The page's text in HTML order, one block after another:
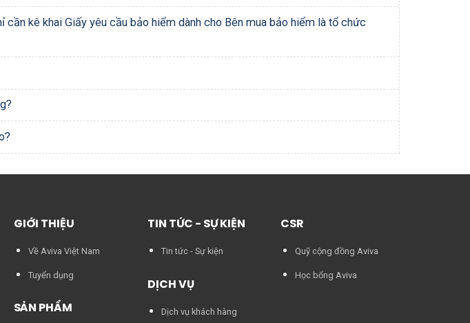
kê khai Giấy yêu cầu bảo hiểm dành cho Bên mua bảo hiểm là tổ chức
GIỚI THIỆU
Về Aviva Việt Nam
Tuyển dụng
SẢN PHẨM
TIN TỨC - SỰ KIỆN
Tin tức - Sự kiện
DỊCH VỤ
Dịch vụ khách hàng
CSR
Quỹ cộng đồng Aviva
Học bổng Aviva